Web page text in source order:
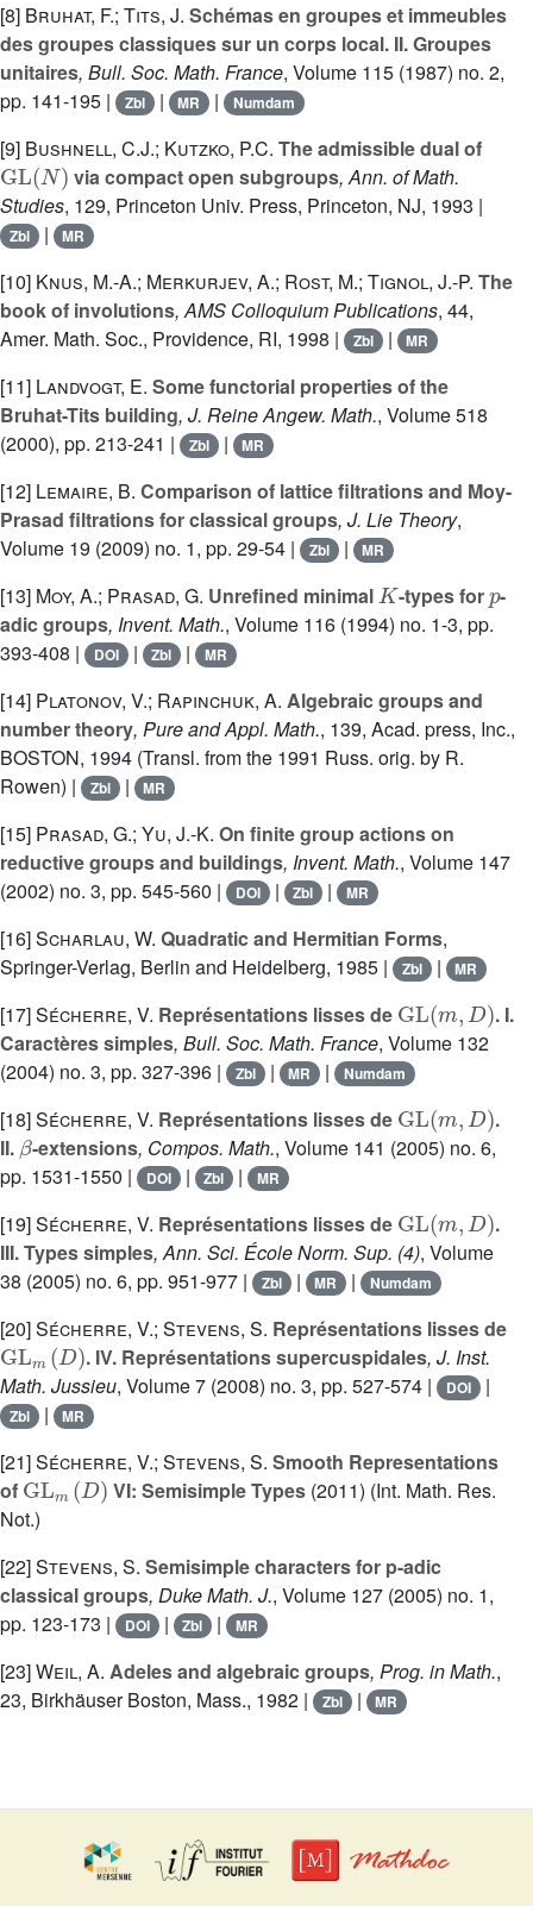
[8] Bruhat, F.; Tits, J. Schémas en groupes et immeubles
des groupes classiques sur un corps local. II. Groupes
unitaires, Bull. Soc. Math. France, Volume 115 (1987) no. 2,
pp. 141-195 |
Zbl | MR | Numdam
[9] Bushnell, C.J.; Kutzko, P.C. The admissible dual of
GL(N)
via compact open subgroups, Ann. of Math.
Studies, 129, Princeton Univ. Press, Princeton, NJ, 1993 |
Zbl | MR
[10] Knus, M.-A.; Merkurjev, A.; Rost, M.; Tignol, J.-P. The
book of involutions, AMS Colloquium Publications, 44,
Amer. Math. Soc., Providence, RI, 1998 |
Zbl | MR
[11] Landvogt, E. Some functorial properties of the
Bruhat-Tits building, J. Reine Angew. Math., Volume 518
(2000), pp. 213-241 |
Zbl | MR
[12] Lemaire, B. Comparison of lattice filtrations and Moy-
Prasad filtrations for classical groups, J. Lie Theory,
Volume 19 (2009) no. 1, pp. 29-54 | Zbl | MR
[13] Moy, A.; Prasad, G. Unrefined minimal -types for -
adic groups, Invent. Math., Volume 116 (1994) no. 1-3, pp.
393-408 |
DOI | Zbl | MR
[14] Platonov, V.; Rapinchuk, A. Algebraic groups and
number theory, Pure and Appl. Math., 139, Acad. press, Inc.,
BOSTON, 1994 (Transl. from the 1991 Russ. orig. by R.
Rowen) |
Zbl | MR
[15] Prasad, G.; Yu, J.-K. On finite group actions on
reductive groups and buildings, Invent. Math., Volume 147
(2002) no. 3, pp. 545-560 |
DOI | Zbl | MR
[16]Scharlau, W. Quadratic and Hermitian Forms,
Springer-Verlag, Berlin and Heidelberg, 1985 |
Zbl | MR
[17]Sécherre, V. Représentations lisses de
(
. I.
Caractères simples, Bull. Soc. Math. France, Volume 132
(2004) no. 3, pp. 327-396 |
Zbl | MR | Numdam
[18]Sécherre, V. Représentations lisses de
(
.
II.
β
-extensions, Compos. Math., Volume 141 (2005) no. 6,
pp. 1531-1550 |
DOI | Zbl | MR
[19]Sécherre, V. Représentations lisses de
(
.
III. Types simples, Ann. Sci. École Norm. Sup. (4), Volume
38 (2005) no. 6, pp. 951-977 | Zbl | MR | Numdam
[20]Sécherre, V.; Stevens, S. Représentations lisses de
GLm(D)
. IV. Représentations supercuspidales, J. Inst.
Math. Jussieu, Volume 7 (2008) no. 3, pp. 527-574 | DOI |
Zbl | MR
[21]Sécherre, V.; Stevens, S. Smooth Representations
of
GLm(D)
VI: Semisimple Types (2011) (Int. Math. Res.
Not.)
[22]Stevens, S. Semisimple characters for p-adic
classical groups, Duke Math. J., Volume 127 (2005) no. 1,
pp. 123-173 |
DOI | Zbl | MR
[23]Weil, A. Adeles and algebraic groups, Prog. in Math.,
23, Birkhäuser Boston, Mass., 1982 | Zbl | MR